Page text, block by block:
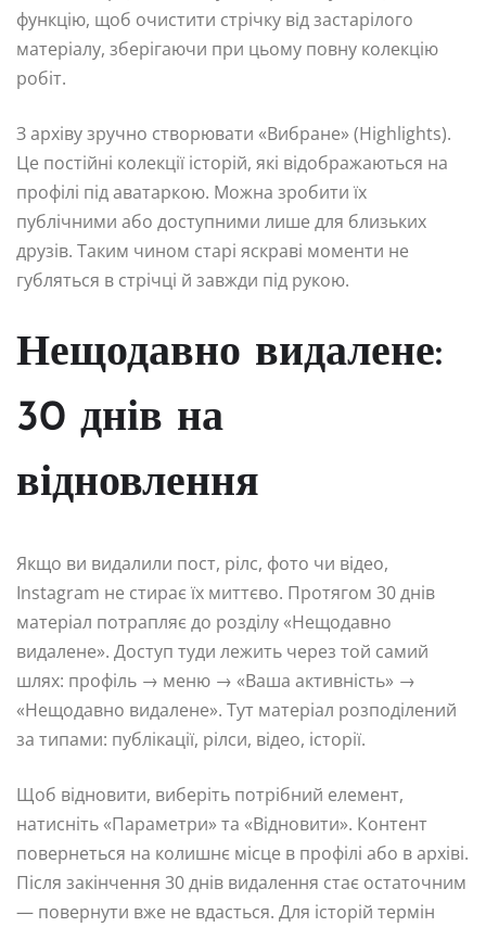
функцію, щоб очистити стрічку від застарілого
матеріалу, зберігаючи при цьому повну колекцію
робіт.
З архіву зручно створювати «Вибране» (Highlights).
Це постійні колекції історій, які відображаються на
профілі під аватаркою. Можна зробити їх
публічними або доступними лише для близьких
друзів. Таким чином старі яскраві моменти не
губляться в стрічці й завжди під рукою.
Нещодавно видалене:
30 днів на
відновлення
Якщо ви видалили пост, рілс, фото чи відео,
Instagram не стирає їх миттєво. Протягом 30 днів
матеріал потрапляє до розділу «Нещодавно
видалене». Доступ туди лежить через той самий
шлях: профіль → меню → «Ваша активність» →
«Нещодавно видалене». Тут матеріал розподілений
за типами: публікації, рілси, відео, історії.
Щоб відновити, виберіть потрібний елемент,
натисніть «Параметри» та «Відновити». Контент
повернеться на колишнє місце в профілі або в архіві.
Після закінчення 30 днів видалення стає остаточним
— повернути вже не вдасться. Для історій термін